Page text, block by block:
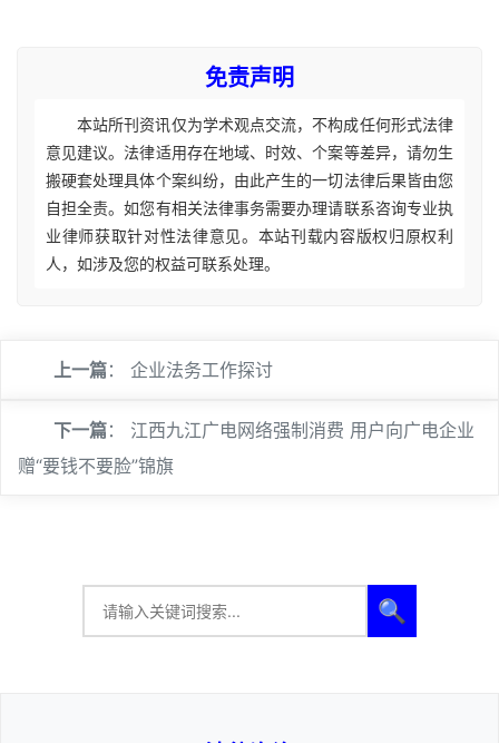
免责声明
本站所刊资讯仅为学术观点交流，不构成任何形式法律
意见建议。法律适用存在地域、时效、个案等差异，请勿生
搬硬套处理具体个案纠纷，由此产生的一切法律后果皆由您
自担全责。如您有相关法律事务需要办理请联系咨询专业执
业律师获取针对性法律意见。本站刊载内容版权归原权利
人，如涉及您的权益可联系处理。
上一篇： 企业法务工作探讨
下一篇： 江西九江广电网络强制消费 用户向广电企业
赠“要钱不要脸”锦旗
🔍